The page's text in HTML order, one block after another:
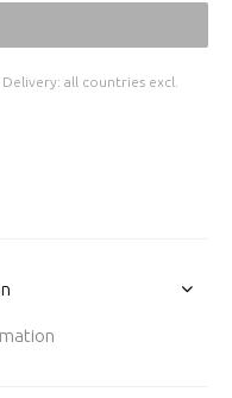
Delivery: all countries excl.